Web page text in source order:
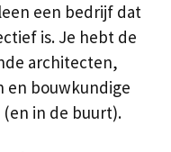
een bedrijf dat
is. Je hebt de
architecten,
en bouwkundige
(en in de buurt).